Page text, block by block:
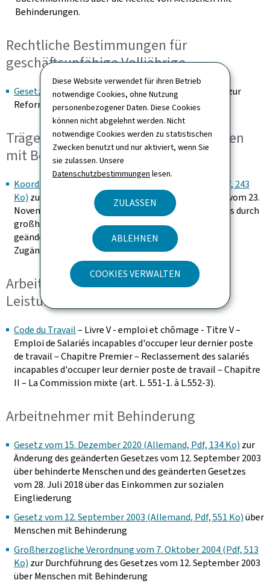
Diese Website verwendet für ihren Betrieb
notwendige Cookies, ohne Nutzung
personenbezogener Daten. Diese Cookies
können nicht abgelehnt werden. Nicht
notwendige Cookies werden zu statistischen
Zwecken benutzt und nur aktiviert, wenn Sie
sie zulassen. Unsere
Datenschutzbestimmungen lesen.
ZULASSEN
ABLEHNEN
COOKIES VERWALTEN
Behinderungen.
Rechtliche Bestimmungen für
geschäftsunfähige Volljährige
Gesetz vom 11. August 1982 (Allemand, Pdf, 417 Ko)
zur
Reform des Erwachsenenschutzrechts
Träger von Einrichtungen für Menschen
mit Behinderungen
Koordinierter Text vom 17. März 2008 (Allemand, Pdf, 243
Ko) zur Änderung der großherzoglichen Verordnung vom 23.
November 2001 zur Umsetzung der Artikel 1 und 2 des durch
großherzogliche Verordnung vom 25. Januar 2008
geänderten Gesetzes vom 29. März 2001 über die
Zugänglichkeit von öffentlichen Räumen
Arbeitnehmer mit eingeschränkter
Leistungsfähigkeit
Code du Travail– Livre V - emploi et chômage - Titre V –
Emploi de Salariés incapables d'occuper leur dernier poste
de travail – Chapitre Premier – Reclassement des salariés
incapables d'occuper leur dernier poste de travail – Chapitre
II – La Commission mixte (art. L. 551-1. à L.552-3).
Arbeitnehmer mit Behinderung
Gesetz vom 15. Dezember 2020 (Allemand, Pdf, 134 Ko) zur
Änderung des geänderten Gesetzes vom 12. September 2003
über behinderte Menschen und des geänderten Gesetzes
vom 28. Juli 2018 über das Einkommen zur sozialen
Eingliederung
Gesetz vom 12. September 2003 (Allemand, Pdf, 551 Ko)über
Menschen mit Behinderung
Großherzogliche Verordnung vom 7. Oktober 2004 (Pdf, 513
Ko) zur Durchführung des Gesetzes vom 12. September 2003
über Menschen mit Behinderung